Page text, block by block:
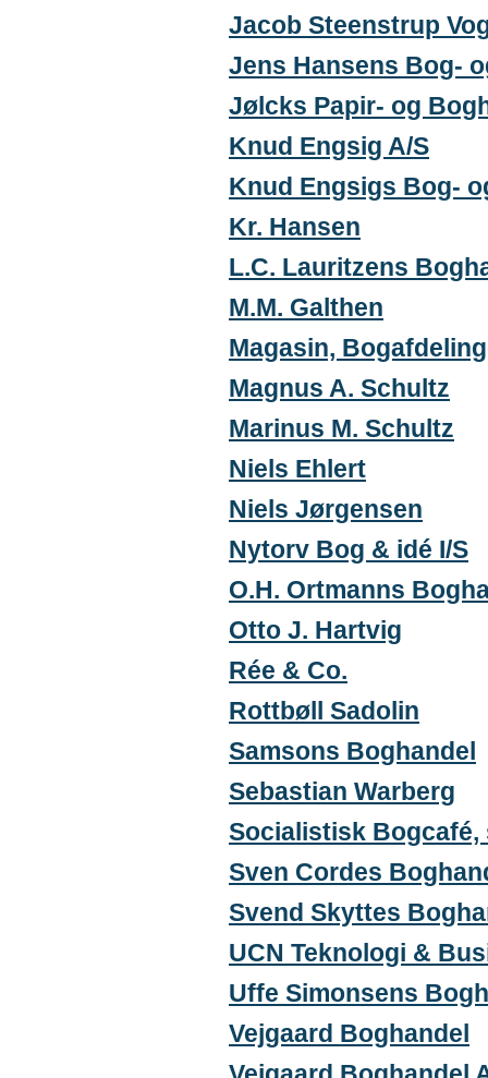
Jacob Steenstrup
Jens Hansens Bog-
Jølcks Papir- og
Knud Engsig A/S
Knud Engsigs Bog-
Kr. Hansen
L.C. Lauritzens
M.M. Galthen
Magasin,
Magnus A. Schultz
Marinus M. Schultz
Niels Ehlert
Niels Jørgensen
Nytorv Bog & idé I/S
O.H. Ortmanns
Otto J. Hartvig
Rée & Co.
Rottbøll Sadolin
Samsons Boghandel
Sebastian Warberg
Socialistisk Bogcafé,
Sven Cordes
Svend Skyttes
UCN Teknologi &
Uffe Simonsens
Vejgaard Boghandel